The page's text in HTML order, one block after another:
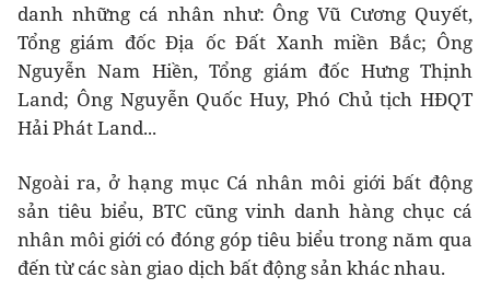
danh những cá nhân như: Ông Vũ Cương Quyết,
Tổng giám đốc Địa ốc Đất Xanh miền Bắc; Ông
Nguyễn Nam Hiền, Tổng giám đốc Hưng Thịnh
Land; Ông Nguyễn Quốc Huy, Phó Chủ tịch HĐQT
Hải Phát Land...
Ngoài ra, ở hạng mục Cá nhân môi giới bất động
sản tiêu biểu, BTC cũng vinh danh hàng chục cá
nhân môi giới có đóng góp tiêu biểu trong năm qua
đến từ các sàn giao dịch bất động sản khác nhau.